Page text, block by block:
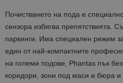
Почистването на пода е
сензора избягва препятствията.
паркинги. Има специален режим
един от най-компактните
на големи подове, Phantas пък
коридори, зони под маси и бюра